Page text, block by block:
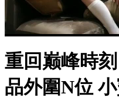
重回巅峰時
品外圍N位